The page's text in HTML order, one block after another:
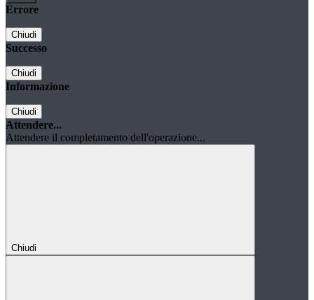
Errore
Chiudi
Successo
Chiudi
Informazione
Chiudi
Attendere...
Attendere il completamento dell'operazione...
Chiudi